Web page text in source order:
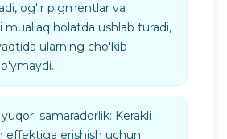
og'ir pigmentlar va
muallaq holatda ushlab turadi,
ularning cho'kib
samaradorlik: Kerakli
effektiga erishish uchun